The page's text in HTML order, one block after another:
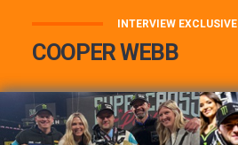
INTERVIEW EXCLUSIVE
COOPER WEBB